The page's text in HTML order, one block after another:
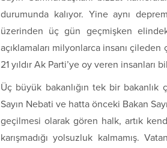
durumunda kalıyor. Yine aynı
üzerinden üç gün geçmişken elindeki
açıklamaları milyonlarca insanı
21 yıldır Ak Parti’ye oy veren insanları
Üç büyük bakanlığın tek bir bakanlık
Sayın Nebati ve hatta önceki Bakan
geçilmesi olarak gören halk, artık
karışmadığı yolsuzluk kalmamış.